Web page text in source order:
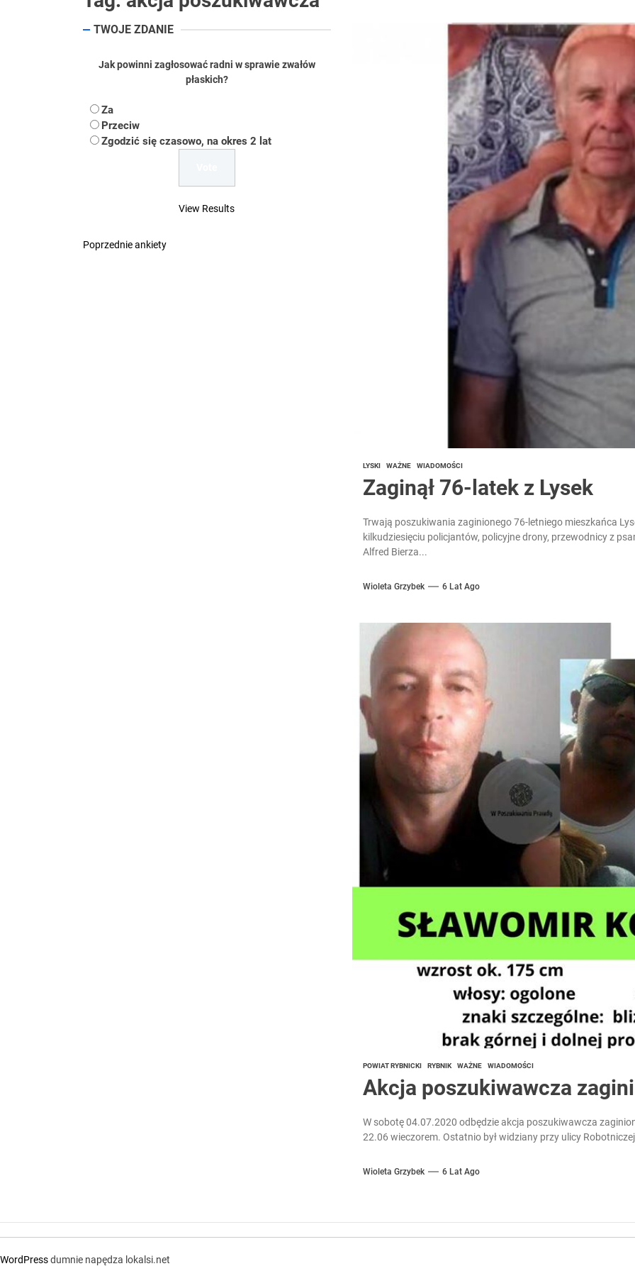
Koper – część 2.
Uwaga Dębieńsko – woda nieprzydatna do spożycia!!!
Dość komentowania kolejnych afer w ochronie zdrowia — czas zacząć mówić o
LYSKI WAŻNE WIADOMOŚCI
Zaginął 76-latek z Lysek
Trwają poszukiwania zaginionego 76-letniego mieszkańca
kilkudziesięciu policjantów, policyjne drony, przewodnicy z
Alfred Bierza...
Wioleta Grzybek 6 Lat Ago
POWIAT RYBNICKI RYBNIK WAŻNE WIADOMOŚCI
Akcja poszukiwawcza
W sobotę 04.07.2020 odbędzie akcja poszukiwawcza
22.06 wieczorem. Ostatnio był widziany przy ulicy
Wioleta Grzybek 6 Lat Ago
TWOJE ZDANIE
Jak powinni zagłosować radni w sprawie zwałów
płaskich?
Za
Przeciw
Zgodzić się czasowo, na okres 2 lat
View Results
Poprzednie ankiety
WordPressdumnie napędza lokalsi.net